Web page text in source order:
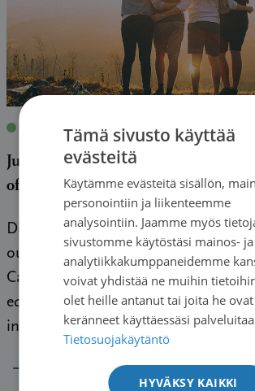
08.04.2021 | T (nickname)
Jubilee writing challenge: A family
of view
Disclaimer: this is based on personal
outside Finland. According to
Cancer Practice, a cancer patient
equal access to affordable and
including […]
→
Tämä sivusto käyttää
evästeitä
Käytämme evästeitä sisällön,
personointiin ja liikenteemme
analysointiin. Jaamme myös
sivustomme käytöstäsi mainos- ja
analytiikkakumppaneidemme
voivat yhdistää ne muihin
olet heille antanut tai joita he ovat
keränneet käyttäessäsi
Tietosuojakäytäntö
HYVÄKSY KAIKKI